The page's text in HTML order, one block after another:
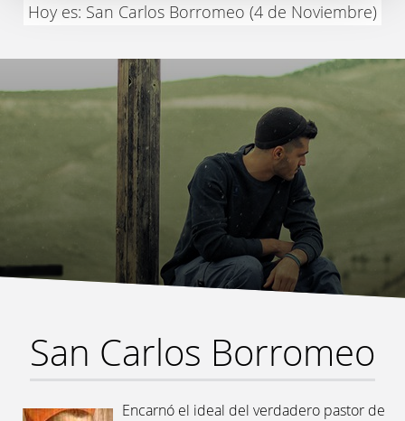
Hoy es: San Carlos Borromeo (4 de Noviembre)
San Carlos Borromeo
Encarnó el ideal del verdadero pastor de